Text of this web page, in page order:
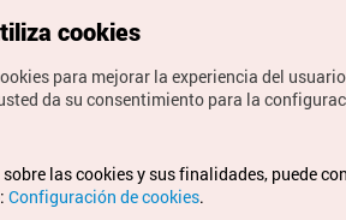
de Turismo de Corea. Todos los
y cuestiones relacionadas con el
cookies
para mejorar la experiencia del
da su consentimiento para la
las cookies y sus finalidades, puede
Configuración de cookies.